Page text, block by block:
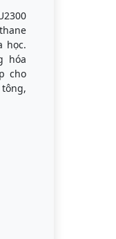
học.
hóa
cho